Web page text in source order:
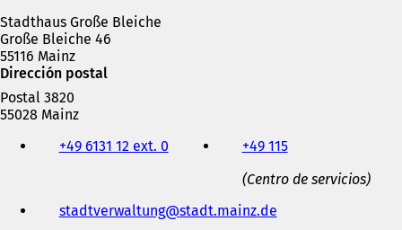
Stadthaus Große Bleiche
Große Bleiche 46
55116 Mainz
Dirección postal
Postal 3820
55028 Mainz
correo
+49 6131 12 ext. 0
+49 115
(Centro de servicios)
stadtverwaltung
stadt.mainz de